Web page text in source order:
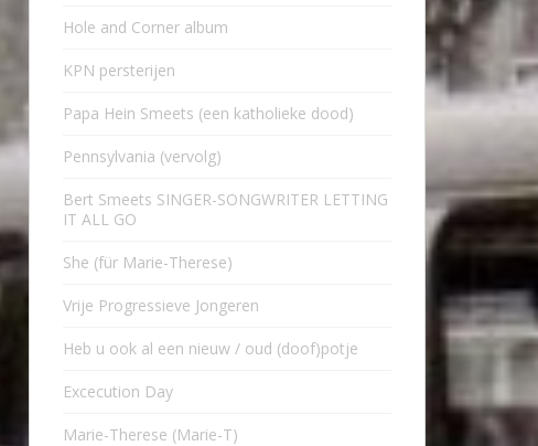
Hole and Corner album
KPN persterijen
Papa Hein Smeets (een katholieke dood)
Pennsylvania (vervolg)
Bert Smeets SINGER-SONGWRITER LETTING
IT ALL GO
She (für Marie-Therese)
Vrije Progressieve Jongeren
Heb u ook al een nieuw / oud (doof)potje
Excecution Day
Marie-Therese (Marie-T)